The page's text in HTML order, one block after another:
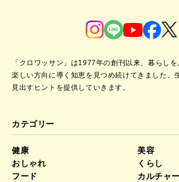
「クロワッサン」は1977年の創刊以来、暮らし
楽しい方向に導く知恵を見つめ続けてきました。
見出すヒントを提供していきます。
カテゴリー
健康
美容
おしゃれ
くらし
フード
カルチャー